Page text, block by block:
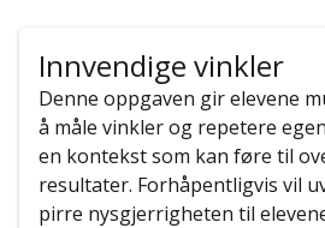
Innvendige vinkler
Denne oppgaven gir elevene
å måle vinkler og repetere
en kontekst som kan føre til
resultater. Forhåpentligvis vil
pirre nysgjerrigheten til